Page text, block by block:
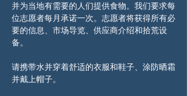
并为当地有需要的人们提供食物。我们要求每
位志愿者每月承诺一次。志愿者将获得所有必
要的信息、市场导览、供应商介绍和拾荒设
备。
请携带水并穿着舒适的衣服和鞋子、涂防晒霜
并戴上帽子。